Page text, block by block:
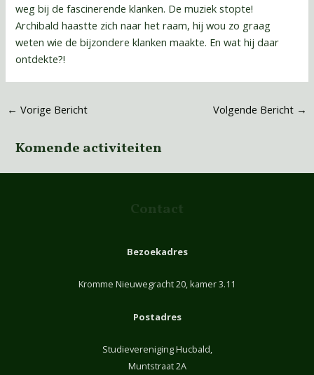
weg bij de fascinerende klanken. De muziek stopte!
Archibald haastte zich naar het raam, hij wou zo graag
weten wie de bijzondere klanken maakte. En wat hij daar
ontdekte?!
← Vorige Bericht Volgende Bericht →
Komende activiteiten
Contact
Bezoekadres
Kromme Nieuwegracht 20, kamer 3.11
Postadres
Studievereniging Hucbald,
Muntstraat 2A